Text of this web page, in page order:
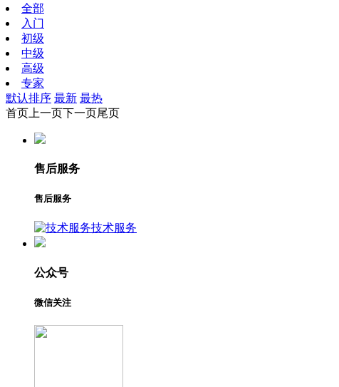
全部
入门
初级
中级
高级
专家
默认排序 最新 最热
首页 上一页下一页尾页
售后服务
售后服务
技术服务
公众号
微信关注